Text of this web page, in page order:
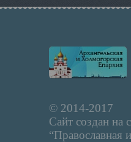
© 2014-2017
Сайт создан на
“Православная